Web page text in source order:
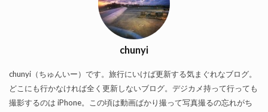
chunyi
chunyi（ちゅんいー）です。旅行にいけば更新する気まぐれなブログ。
どこにも行かなければ全く更新しないブログ。デジカメ持って行っても
撮影するのは iPhone。この頃は動画ばかり撮って写真撮るの忘れがち